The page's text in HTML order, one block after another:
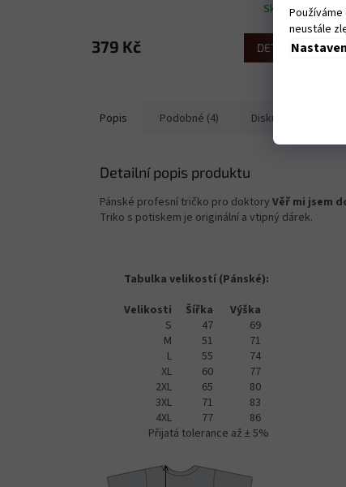
neustále
Skladem
379 Kč DETAIL
Popis Podobné (4) Diskuze
Detailní popis produktu
Pánské profesní tričko pro doktory Věř mi jsem
Triko s potiskem je originální a vtipný dárek.
Tabulka velikostí (Pánské):
Velikosti
Šířka
Výška
S
47
69
M
51
71
L
55
74
XL
60
77
2XL
65
80
3XL
71
83
4XL
77
86
Přijatá tolerance až ± 5%